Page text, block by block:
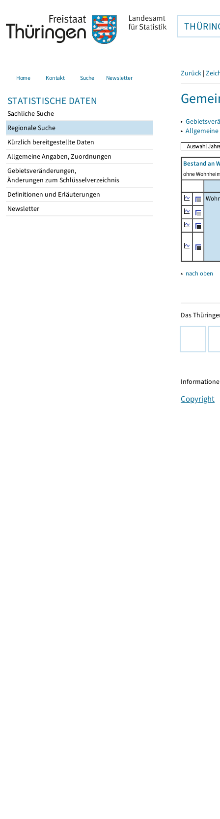
Home Kontakt Suche Newsletter
STATISTISCHE DATEN
Sachliche Suche
Regionale Suche
Kürzlich bereitgestellte Daten
Allgemeine Angaben, Zuordnungen
Gebietsveränderungen,
Änderungen zum Schlüsselverzeichnis
Definitionen und Erläuterungen
Newsletter
Zurück |
▸
▸
Bestand an
ohne
▴ nach oben
Das
Copyright